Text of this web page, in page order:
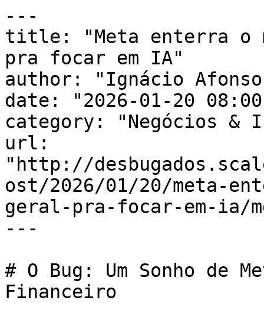
---
title: "Meta enterra o
pra focar em IA"
author: "Ignácio
date: "2026-01-20
category: "Negócios &
url:
"http://
ost/2026/01/20/meta-
geral-pra-focar-em-ia/
---
# O Bug: Um Sonho de
Financeiro